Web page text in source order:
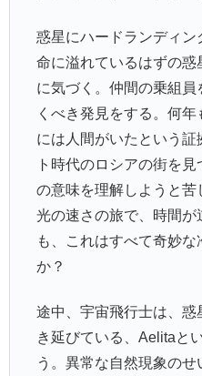
惑星にハードランディ
命に溢れているはずの惑
に気づく。仲間の乗組
くべき発見をする。何
には人間がいたという
ト時代のロシアの街を
の意味を理解しようと
光の速さの旅で、時間が
も、これはすべて奇妙
か？
途中、宇宙飛行士は、
き延びている、Aelitaと
う。異常な自然現象の